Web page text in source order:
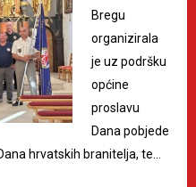
Bregu
organizirala
je uz podršku
općine
proslavu
Dana pobjede
hrvatskih branitelja, te…